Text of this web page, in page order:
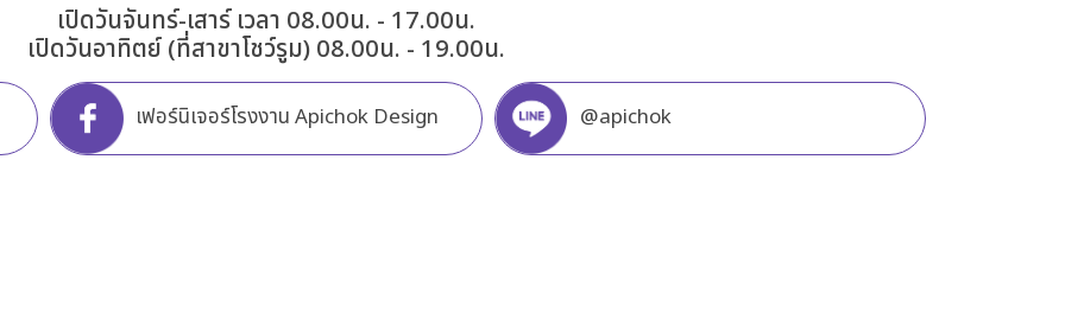
เปิดวันจันทร์-เสาร์ เวลา 08.00น. - 17.00น.
เปิดวันอาทิตย์ (ที่สาขาโชว์รูม) 08.00น. - 19.00น.
เฟอร์นิเจอร์โรงงาน Apichok Design @apichok